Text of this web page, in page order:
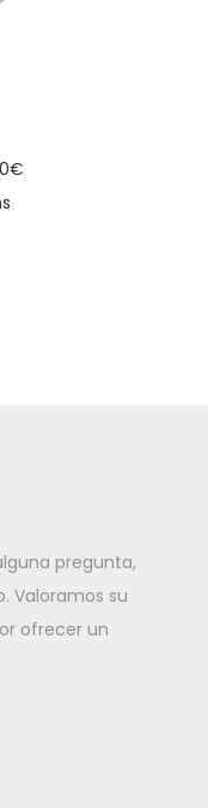
€
pregunta,
Valoramos su
ofrecer un